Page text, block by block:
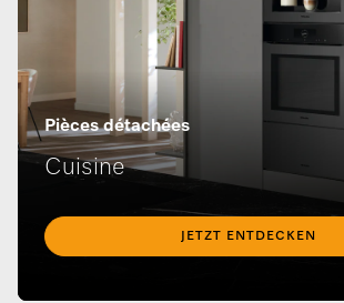
Pièces détachées
Cuisine
JETZT ENTDECKEN